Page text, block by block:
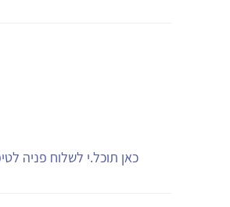
כאן תוכל.י לשלוח פניה